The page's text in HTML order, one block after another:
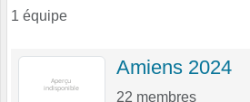
1 équipe
Amiens 2024
22 membres